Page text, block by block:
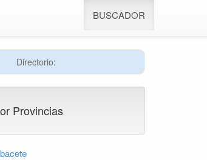
BUSCADOR
Directorio:
Provincias